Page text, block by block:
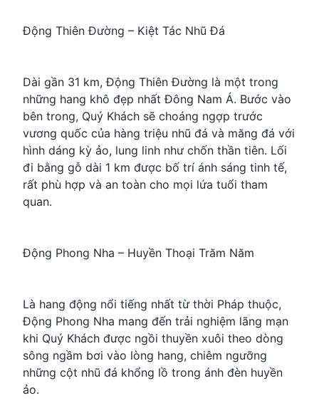
Động Thiên Đường – Kiệt Tác Nhũ Đá
Dài gần 31 km, Động Thiên Đường là một trong
những hang khô đẹp nhất Đông Nam Á. Bước vào
bên trong, Quý Khách sẽ choáng ngợp trước
vương quốc của hàng triệu nhũ đá và măng đá với
hình dáng kỳ ảo, lung linh như chốn thần tiên. Lối
đi bằng gỗ dài 1 km được bố trí ánh sáng tinh tế,
rất phù hợp và an toàn cho mọi lứa tuổi tham
quan.
Động Phong Nha – Huyền Thoại Trăm Năm
Là hang động nổi tiếng nhất từ thời Pháp thuộc,
Động Phong Nha mang đến trải nghiệm lãng mạn
khi Quý Khách được ngồi thuyền xuôi theo dòng
sông ngầm bơi vào lòng hang, chiêm ngưỡng
những cột nhũ đá khổng lồ trong ánh đèn huyền
ảo.